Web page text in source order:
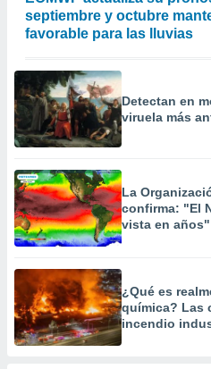
septiembre y octubre
favorable para las lluvias
Detectan en
viruela más
La
confirma: "El
vista en años"
¿Qué es
química? Las
incendio